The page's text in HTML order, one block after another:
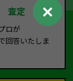
査定
ロが
回答いたしま
✕